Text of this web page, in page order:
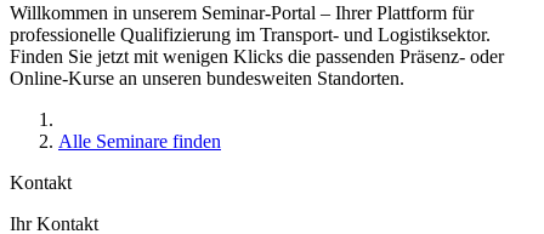
Willkommen in unserem Seminar-Portal – Ihrer Plattform für
professionelle Qualifizierung im Transport- und Logistiksektor.
Finden Sie jetzt mit wenigen Klicks die passenden Präsenz- oder
Online-Kurse an unseren bundesweiten Standorten.
Alle Seminare finden
Kontakt
Ihr Kontakt